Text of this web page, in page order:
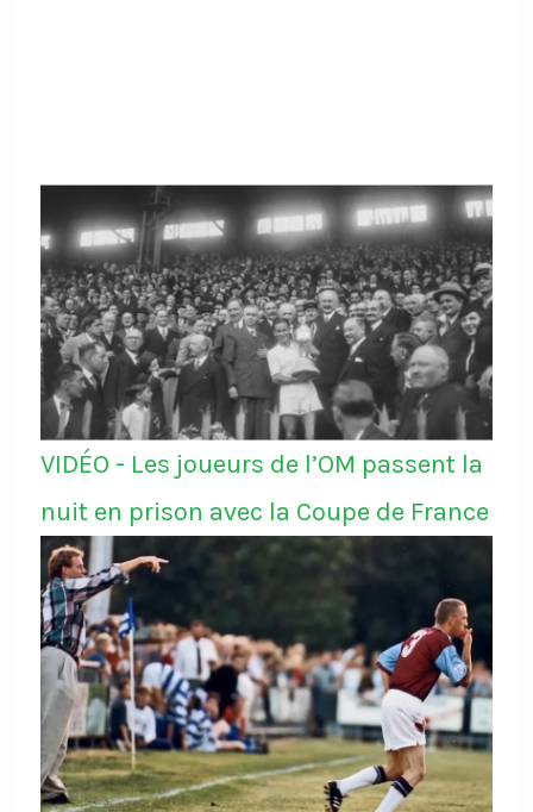
VIDÉO - Les joueurs de l’OM passent la
nuit en prison avec la Coupe de France